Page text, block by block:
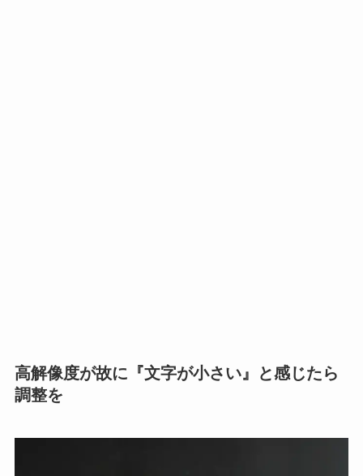
高解像度が故に『文字が小さい』と感じたら
調整を